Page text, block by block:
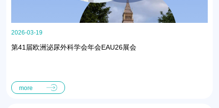
2026-03-19
第41届欧洲泌尿外科学会年会EAU26展会
more